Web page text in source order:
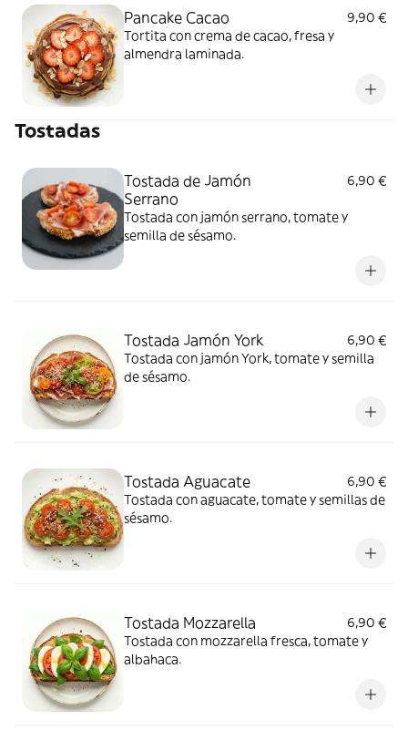
Pancake Cacao
9,90 €
Tortita con crema de cacao, fresa y
almendra laminada.
Tostadas
Tostada de Jamón
Serrano
6,90 €
Tostada con jamón serrano, tomate y
semilla de sésamo.
Tostada Jamón York
6,90 €
Tostada con jamón York, tomate y semilla
de sésamo.
Tostada Aguacate
6,90 €
Tostada con aguacate, tomate y semillas de
sésamo.
Tostada Mozzarella
6,90 €
Tostada con mozzarella fresca, tomate y
albahaca.